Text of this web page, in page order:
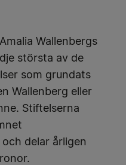
Wallenbergs
största av de
som grundats
Wallenberg eller
Stiftelserna
och delar årligen